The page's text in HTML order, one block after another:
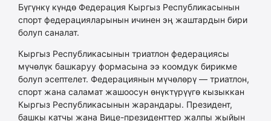
Бүгүнкү күндө Федерация Кыргыз Республикасынын
спорт федерацияларынын ичинен эң жаштардын бири
болуп саналат.
Кыргыз Республикасынын триатлон федерациясы
мүчөлүк башкаруу формасына ээ коомдук бирикме
болуп эсептелет. Федерациянын мүчөлөрү — триатлон,
спорт жана саламат жашоосун өнүктүрүүгө кызыккан
Кыргыз Республикасынын жарандары. Президент,
башкы катчы жана Вице-президенттер жалпы жыйын